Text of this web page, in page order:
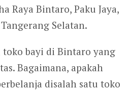
Raya Bintaro, Paku Jaya,
Selatan.
toko bayi di Bintaro yang
Bagaimana, apakah
disalah satu toko